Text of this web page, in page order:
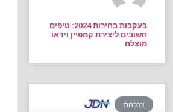
בעקבות בחירות 2024: טיפים
חשובים ליצירת קמפיין וידאו
מוצלח
צרכנות